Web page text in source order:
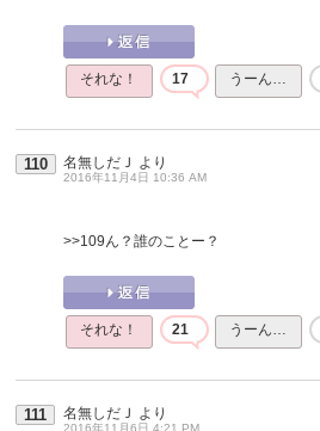
それな！ 17 うーん…
110 名無しだＪ より
2016年11月4日 10:36 AM
>>109ん？誰のことー？
それな！ 21 うーん…
111 名無しだＪ より
2016年11月6日 4:21 PM